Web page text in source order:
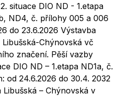
situace DIO ND - 1.etapa
ND4, č. přílohy 005 a 006
do 23.6.2026 Výstavba
Chýnovská vč
značení. Pěší vazby
DIO ND – 1.etapa ND1a, č.
od 24.6.2026 do 30.4. 2032
– Chýnovská v